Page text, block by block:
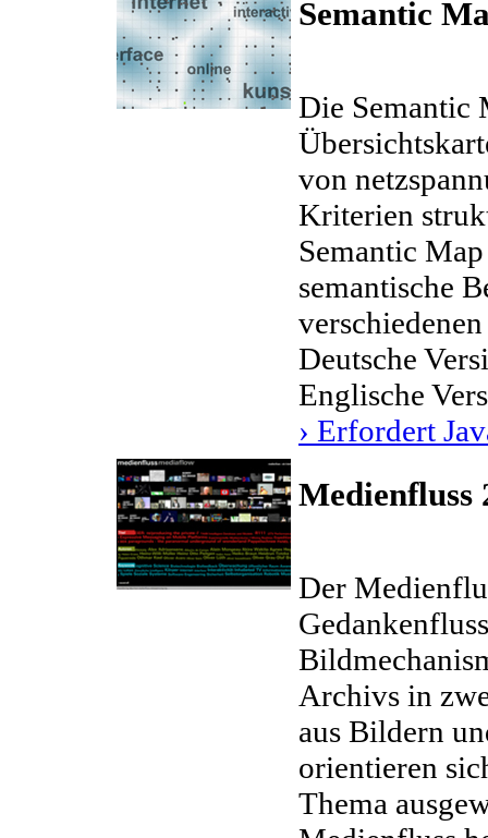
Semantic
Die Semantic
von
Kriterien
Semantic
semantische
Deutsche
Englische
› Erfordert
Medienfluss
Der
Archivs in
aus Bildern
orientieren
Thema